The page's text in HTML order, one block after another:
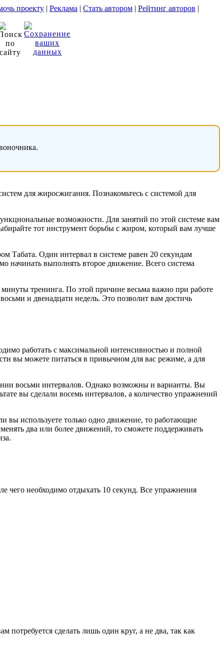
проекту | Реклама | Стать автором | Рейтинг авторов |
для жиросжигания. Познакомьтесь с системой для
возможности. Для занятий по этой системе вам
тот инструмент борьбы с жиром, который вам лучше
Табата. Один интервал в системе равен 20 секундам
начинать выполнять второе движение. Всего система
тренинга. По этой причине весьма важно при работе
и двенадцати недель. Это позволит вам достичь
работать с максимальной интенсивностью и полной
вы можете питаться в привычном для вас режиме, а для
восьми интервалов. Однако возможны и варианты. Вы
вы сделали восемь интервалов, а количество упражнений
вы используете только одно движение, то работающие
два или более движений, то сможете поддерживать
чего необходимо отдыхать 10 секунд. Все упражнения
сделать лишь один круг, а не два, так как